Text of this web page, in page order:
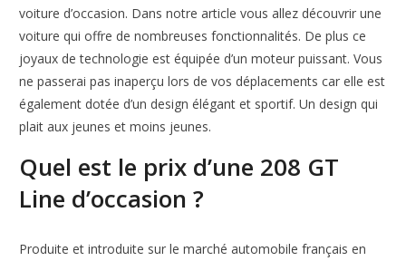
voiture d’occasion. Dans notre article vous allez découvrir une
voiture qui offre de nombreuses fonctionnalités. De plus ce
joyaux de technologie est équipée d’un moteur puissant. Vous
ne passerai pas inaperçu lors de vos déplacements car elle est
également dotée d’un design élégant et sportif. Un design qui
plait aux jeunes et moins jeunes.
Quel est le prix d’une 208 GT
Line d’occasion ?
Produite et introduite sur le marché automobile français en